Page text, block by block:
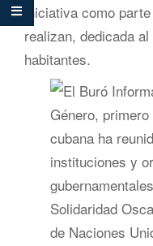
iniciativa como
realizan, dedicada
habitantes.